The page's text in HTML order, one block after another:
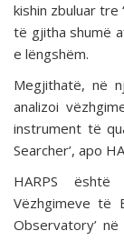
kishin zbuluar tre
të gjitha shumë
e lëngshëm.
Megjithatë, në
analizoi
instrument të
Searcher’, apo
HARPS
Vëzhgimeve të
Observatory’